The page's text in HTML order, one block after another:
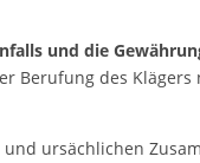
und die
Berufung des Klägers
ursächlichen